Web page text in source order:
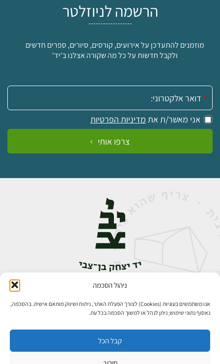
ניהול הסכמה
אנו משתמשים בעוגיות (Cookies) לצורך הפעלת האתר, ניתוח ושיווק מותאם אישית. בהסכמה,
נאסוף נתוני שימוש; ניתן לנהל או למשוך הסכמה בכל עת.
קבל הכל
הרשמה לניוזלטר
מוזמנים להתעדכן על אירועים, קורסים, סיורים, ספרים חדשים
ולקבל חדשות על כל מה שקורה אצלנו ב'יד'
אימייל:
אני מאשר/ת את מדיניות הפרטיות
צרפו אותי
אבן גבירול 14, רחביה, ירושלים